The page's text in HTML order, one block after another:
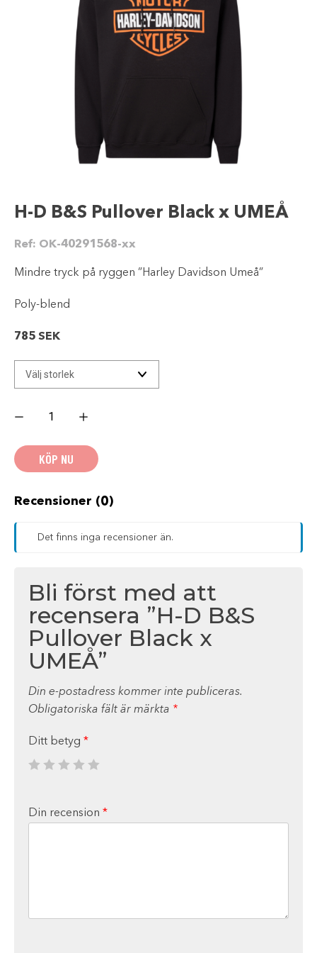
H-D B&S Pullover Black x UMEÅ
Ref: OK-40291568-xx
Mindre tryck på ryggen ”Harley Davidson Umeå”
Poly-blend
785 SEK
Black
UMEÅ
KÖP NU
Recensioner (0)
Det finns inga recensioner än.
Bli först med att
recensera ”H-D B&S
Pullover Black x
UMEÅ”
Din e-postadress kommer inte publiceras.
Obligatoriska fält är märkta *
Ditt betyg *
Din recension *